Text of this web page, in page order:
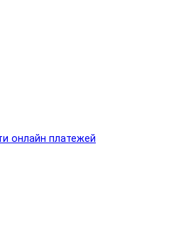
онлайн платежей